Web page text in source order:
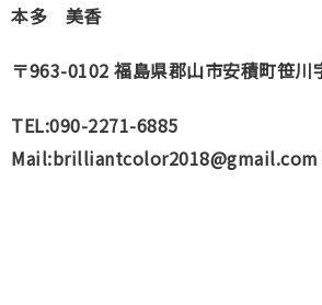
本多 美香
〒963-0102 福島県郡山市安積町笹川
TEL:090-2271-6885
Mail:brilliantcolor2018@gmail.com